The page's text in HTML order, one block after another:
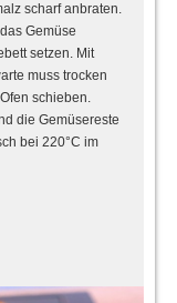
scharf anbraten.
Gemüse
setzen. Mit
muss trocken
schieben.
die Gemüsereste
bei 220°C im